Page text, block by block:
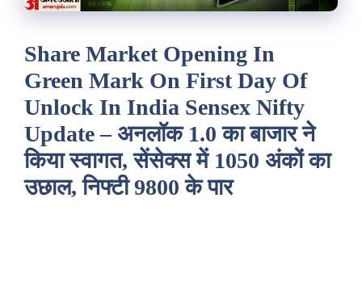
Share Market Opening In
Green Mark On First Day Of
Unlock In India Sensex Nifty
Update – अनलॉक 1.0 का बाजार ने
किया स्वागत, सेंसेक्स में 1050 अंकों का
उछाल, निफ्टी 9800 के पार